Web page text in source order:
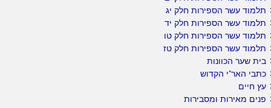
תלמוד עשר הספירות חלק יג
תלמוד עשר הספירות חלק יד
תלמוד עשר הספירות חלק טו
תלמוד עשר הספירות חלק טז
בית שער הכוונות
כתבי האר"י הקדוש
עץ חיים
פנים מאירות ומסבירות